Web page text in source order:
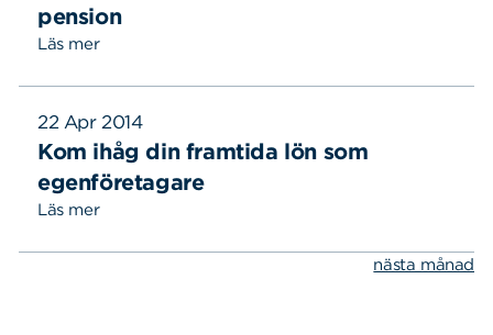
pension
Läs mer
22 Apr 2014
Kom ihåg din framtida lön som
egenföretagare
Läs mer
nästa månad
Sök på sidan:Sök
efter: